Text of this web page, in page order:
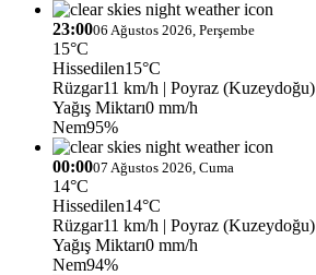
23:0006 Ağustos 2026, Perşembe
15°C
Hissedilen15°C
Rüzgar11 km/h | Poyraz (Kuzeydoğu)
Yağış Miktarı0 mm/h
Nem95%
00:0007 Ağustos 2026, Cuma
14°C
Hissedilen14°C
Rüzgar11 km/h | Poyraz (Kuzeydoğu)
Yağış Miktarı0 mm/h
Nem94%